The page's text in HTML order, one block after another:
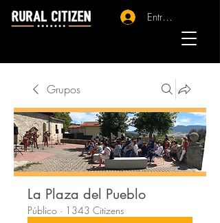
Entrar - Registro
Grupos
La Plaza del Pueblo
Público · 1343 Citizens